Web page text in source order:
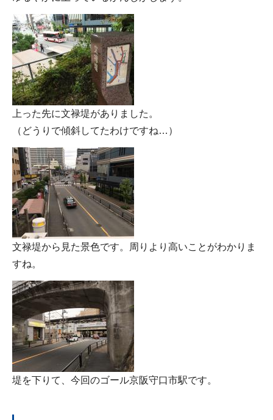
上った先に文禄堤がありました。
（どうりで傾斜してたわけですね…）
文禄堤から見た景色です。周りより高いことがわかりま
すね。
堤を下りて、今回のゴール京阪守口市駅です。